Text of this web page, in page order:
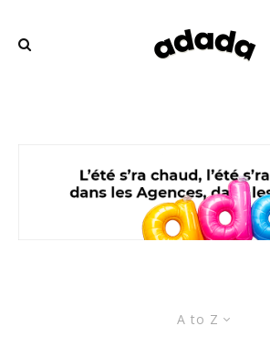
A to Z